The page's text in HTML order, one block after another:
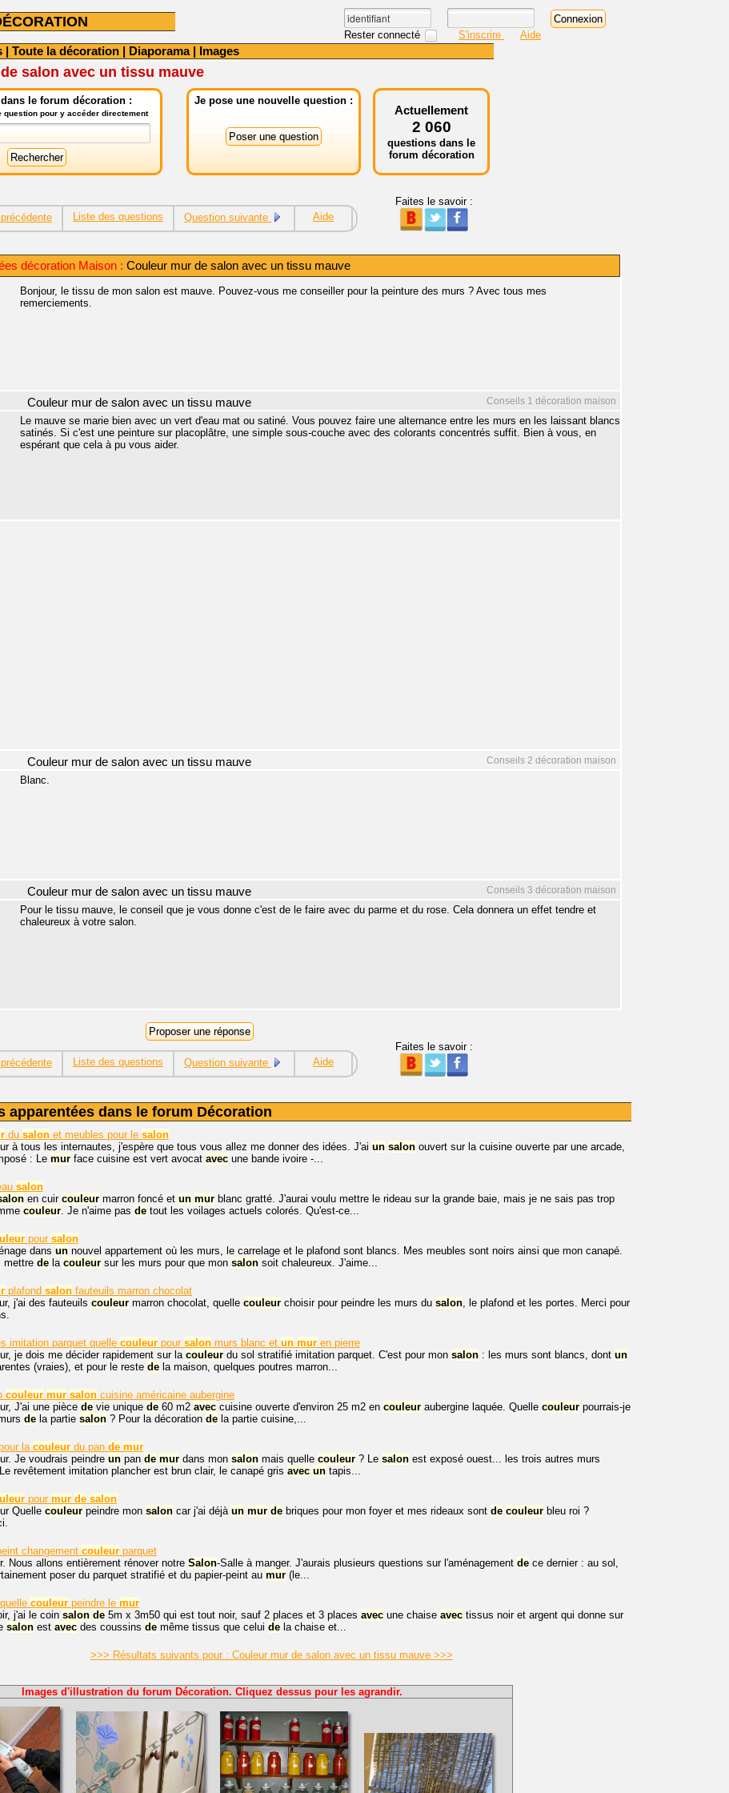
Rester connecté S'inscrire Aide
| Toute la décoration | Diaporama| Images
salon avec un tissu mauve
dans le forum décoration :
question pour y accéder directement
Je pose une nouvelle question :
Actuellement
2 060
questions dans le
forum décoration
Liste des questions Question suivante Aide
Faites le savoir :
décoration Maison : Couleur mur de salon avec un tissu mauve
Bonjour, le tissu de mon salon est mauve. Pouvez-vous me conseiller pour la peinture des murs ? Avec tous mes
remerciements.
Conseils 1 décoration maison
Couleur mur de salon avec un tissu mauve
Le mauve se marie bien avec un vert d'eau mat ou satiné. Vous pouvez faire une alternance entre les murs en les laissant blancs
satinés. Si c'est une peinture sur placoplâtre, une simple sous-couche avec des colorants concentrés suffit. Bien à vous, en
espérant que cela à pu vous aider.
Conseils 2 décoration maison
Couleur mur de salon avec un tissu mauve
Blanc.
Conseils 3 décoration maison
Couleur mur de salon avec un tissu mauve
Pour le tissu mauve, le conseil que je vous donne c'est de le faire avec du parme et du rose. Cela donnera un effet tendre et
chaleureux à votre salon.
Liste des questions Question suivante Aide
Faites le savoir :
apparentées dans le forum Décoration
du salon et meubles pour le salon
à tous les internautes, j'espère que tous vous allez me donner des idées. J'ai un salon ouvert sur la cuisine ouverte par une arcade,
: Le mur face cuisine est vert avocat avec une bande ivoire -...
salon
en cuir couleur marron foncé et un mur blanc gratté. J'aurai voulu mettre le rideau sur la grande baie, mais je ne sais pas trop
couleur. Je n'aime pas de tout les voilages actuels colorés. Qu'est-ce...
pour salon
dans un nouvel appartement où les murs, le carrelage et le plafond sont blancs. Mes meubles sont noirs ainsi que mon canapé.
mettre de la couleur sur les murs pour que mon salon soit chaleureux. J'aime...
plafond salon fauteuils marron chocolat
j'ai des fauteuils couleur marron chocolat, quelle couleur choisir pour peindre les murs du salon, le plafond et les portes. Merci pour
imitation parquet quelle couleur pour salon murs blanc et un mur en pierre
je dois me décider rapidement sur la couleur du sol stratifié imitation parquet. C'est pour mon salon : les murs sont blancs, dont un
(vraies), et pour le reste de la maison, quelques poutres marron...
couleur mur salon cuisine américaine aubergine
J'ai une pièce de vie unique de 60 m2 avec cuisine ouverte d'environ 25 m2 en couleur aubergine laquée. Quelle couleur pourrais-je
de la partie salon ? Pour la décoration de la partie cuisine,...
lacouleur du pan de mur
Je voudrais peindre un pan de mur dans mon salon mais quelle couleur ? Le salon est exposé ouest... les trois autres murs
revêtement imitation plancher est brun clair, le canapé gris avec un tapis...
pour mur de salon
Quelle couleur peindre mon salon car j'ai déjà un mur de briques pour mon foyer et mes rideaux sont de couleur bleu roi ?
changement couleur parquet
Nous allons entièrement rénover notre Salon-Salle à manger. J'aurais plusieurs questions sur l'aménagement de ce dernier : au sol,
poser du parquet stratifié et du papier-peint au mur (le...
couleur peindre le mur
j'ai le coin salon de 5m x 3m50 qui est tout noir, sauf 2 places et 3 places avec une chaise avec tissus noir et argent qui donne sur
salon est avec des coussins de même tissus que celui de la chaise et...
>>> Résultats suivants pour : Couleur mur de salon avec un tissu mauve >>>
Images d'illustration du forum Décoration. Cliquez dessus pour les agrandir.